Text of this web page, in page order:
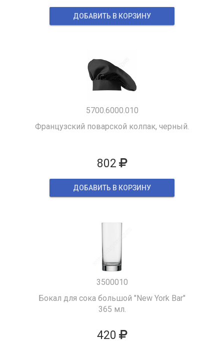
ДОБАВИТЬ В КОРЗИНУ
5700.6000.010
Французский поварской колпак, черный.
802
ДОБАВИТЬ В КОРЗИНУ
3500010
Бокал для сока большой "New York Bar"
365 мл.
420